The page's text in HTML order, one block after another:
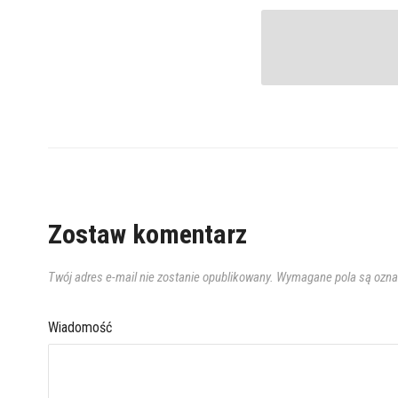
Zostaw komentarz
Twój adres e-mail nie zostanie opublikowany. Wymagane pola są
Wiadomość